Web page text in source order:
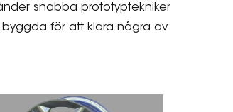
snabba prototyptekniker
för att klara några av